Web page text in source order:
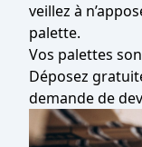
veillez à
palette.
Vos palettes
Déposez
demande de